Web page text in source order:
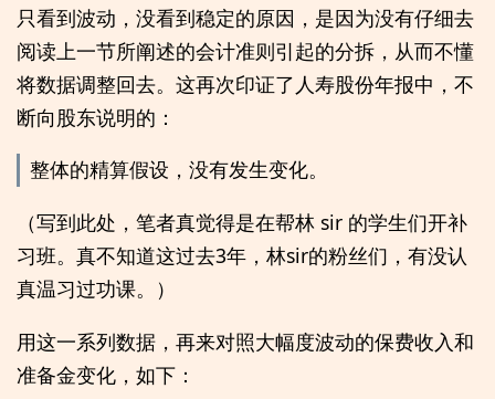
只看到波动，没看到稳定的原因，是因为没有仔细去
阅读上一节所阐述的会计准则引起的分拆，从而不懂
将数据调整回去。这再次印证了人寿股份年报中，不
断向股东说明的：
整体的精算假设，没有发生变化。
（写到此处，笔者真觉得是在帮林 sir 的学生们开补
习班。真不知道这过去3年，林sir的粉丝们，有没认
真温习过功课。）
用这一系列数据，再来对照大幅度波动的保费收入和
准备金变化，如下：